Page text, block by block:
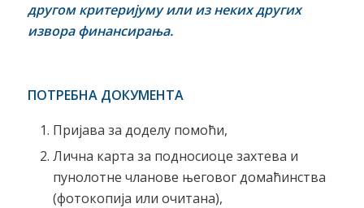
другом критеријуму или из неких других
извора финансирања.
ПОТРЕБНА ДОКУМЕНТА
Пријава за доделу помоћи,
Лична карта за подносиоце захтева и
пунолотне чланове његовог домаћинства
(фотокопија или очитана),